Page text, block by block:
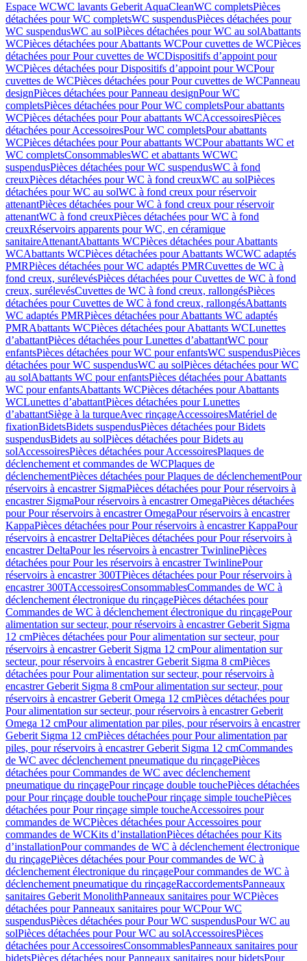
Espace WCWC lavants Geberit AquaCleanWC completsPièces
détachées pour WC completsWC suspendusPièces détachées pour
WC suspendusWC au solPièces détachées pour WC au solAbattants
WCPièces détachées pour Abattants WCPour cuvettes de WCPièces
détachées pour Pour cuvettes de WCDispositifs d’appoint pour
WCPièces détachées pour Dispositifs d’appoint pour WCPour
cuvettes de WCPièces détachées pour Pour cuvettes de WCPanneau
designPièces détachées pour Panneau designPour WC
completsPièces détachées pour Pour WC completsPour abattants
WCPièces détachées pour Pour abattants WCAccessoiresPièces
détachées pour AccessoiresPour WC completsPour abattants
WCPièces détachées pour Pour abattants WCPour abattants WC et
WC completsConsommablesWC et abattants WCWC
suspendusPièces détachées pour WC suspendusWC à fond
creuxPièces détachées pour WC à fond creuxWC au solPièces
détachées pour WC au solWC à fond creux pour réservoir
attenantPièces détachées pour WC à fond creux pour réservoir
attenantWC à fond creuxPièces détachées pour WC à fond
creuxRéservoirs apparents pour WC, en céramique
sanitaireAttenantAbattants WCPièces détachées pour Abattants
WCAbattants WCPièces détachées pour Abattants WCWC adaptés
PMRPièces détachées pour WC adaptés PMRCuvettes de WC à
fond creux, surélevésPièces détachées pour Cuvettes de WC à fond
creux, surélevésCuvettes de WC à fond creux, rallongésPièces
détachées pour Cuvettes de WC à fond creux, rallongésAbattants
WC adaptés PMRPièces détachées pour Abattants WC adaptés
PMRAbattants WCPièces détachées pour Abattants WCLunettes
d’abattantPièces détachées pour Lunettes d’abattantWC pour
enfantsPièces détachées pour WC pour enfantsWC suspendusPièces
détachées pour WC suspendusWC au solPièces détachées pour WC
au solAbattants WC pour enfantsPièces détachées pour Abattants
WC pour enfantsAbattants WCPièces détachées pour Abattants
WCLunettes d’abattantPièces détachées pour Lunettes
d’abattantSiège à la turqueAvec rinçageAccessoiresMatériel de
fixationBidetsBidets suspendusPièces détachées pour Bidets
suspendusBidets au solPièces détachées pour Bidets au
solAccessoiresPièces détachées pour AccessoiresPlaques de
déclenchement et commandes de WCPlaques de
déclenchementPièces détachées pour Plaques de déclenchementPour
réservoirs à encastrer SigmaPièces détachées pour Pour réservoirs à
encastrer SigmaPour réservoirs à encastrer OmegaPièces détachées
pour Pour réservoirs à encastrer OmegaPour réservoirs à encastrer
KappaPièces détachées pour Pour réservoirs à encastrer KappaPour
réservoirs à encastrer DeltaPièces détachées pour Pour réservoirs à
encastrer DeltaPour les réservoirs à encastrer TwinlinePièces
détachées pour Pour les réservoirs à encastrer TwinlinePour
réservoirs à encastrer 300TPièces détachées pour Pour réservoirs à
encastrer 300TAccessoiresConsommablesCommandes de WC à
déclenchement électronique du rinçagePièces détachées pour
Commandes de WC à déclenchement électronique du rinçagePour
alimentation sur secteur, pour réservoirs à encastrer Geberit Sigma
12 cmPièces détachées pour Pour alimentation sur secteur, pour
réservoirs à encastrer Geberit Sigma 12 cmPour alimentation sur
secteur, pour réservoirs à encastrer Geberit Sigma 8 cmPièces
détachées pour Pour alimentation sur secteur, pour réservoirs à
encastrer Geberit Sigma 8 cmPour alimentation sur secteur, pour
réservoirs à encastrer Geberit Omega 12 cmPièces détachées pour
Pour alimentation sur secteur, pour réservoirs à encastrer Geberit
Omega 12 cmPour alimentation par piles, pour réservoirs à encastrer
Geberit Sigma 12 cmPièces détachées pour Pour alimentation par
piles, pour réservoirs à encastrer Geberit Sigma 12 cmCommandes
de WC avec déclenchement pneumatique du rinçagePièces
détachées pour Commandes de WC avec déclenchement
pneumatique du rinçagePour rinçage double touchePièces détachées
pour Pour rinçage double touchePour rinçage simple touchePièces
détachées pour Pour rinçage simple toucheAccessoires pour
commandes de WCPièces détachées pour Accessoires pour
commandes de WCKits d’installationPièces détachées pour Kits
d’installationPour commandes de WC à déclenchement électronique
du rinçagePièces détachées pour Pour commandes de WC à
déclenchement électronique du rinçagePour commandes de WC à
déclenchement pneumatique du rinçageRaccordementsPanneaux
sanitaires Geberit MonolithPanneaux sanitaires pour WCPièces
détachées pour Panneaux sanitaires pour WCPour WC
suspendusPièces détachées pour Pour WC suspendusPour WC au
solPièces détachées pour Pour WC au solAccessoiresPièces
détachées pour AccessoiresConsommablesPanneaux sanitaires pour
bidetsPièces détachées pour Panneaux sanitaires pour bidetsPour